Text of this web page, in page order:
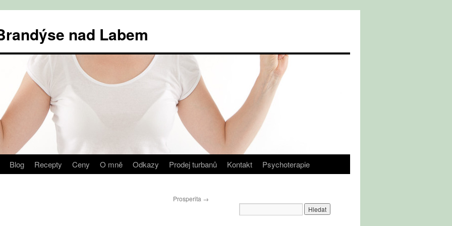
nad Labem
Blog Recepty Ceny O mně Odkazy Prodej turbanů Kontakt Psychoterapie
Prosperita →